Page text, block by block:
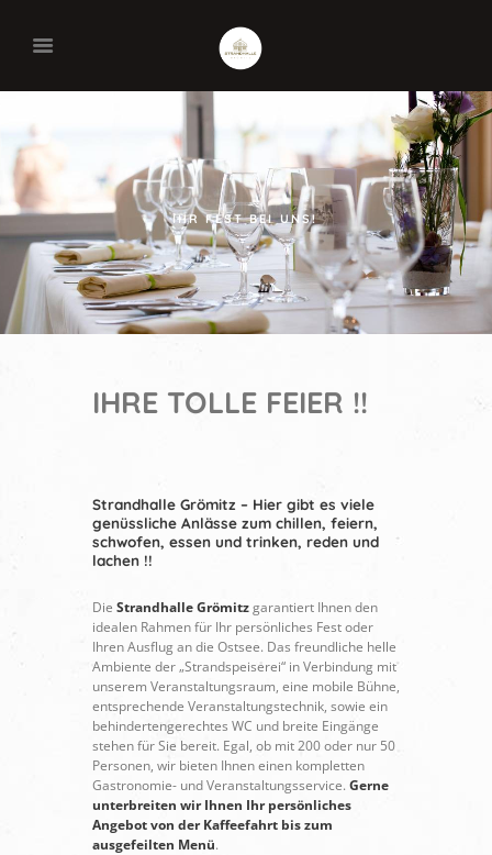
IHR FEST BEI UNS!
IHRE TOLLE FEIER !!
Strandhalle Grömitz – Hier gibt es viele
genüssliche Anlässe zum chillen, feiern,
schwofen, essen und trinken, reden und
lachen !!
Die Strandhalle Grömitzgarantiert Ihnen den
idealen Rahmen für Ihr persönliches Fest oder
Ihren Ausflug an die Ostsee. Das freundliche helle
Ambiente der „Strandspeiserei“ in Verbindung mit
unserem Veranstaltungsraum, eine mobile Bühne,
entsprechende Veranstaltungstechnik, sowie ein
behindertengerechtes WC und breite Eingänge
stehen für Sie bereit. Egal, ob mit 200 oder nur 50
Personen, wir bieten Ihnen einen kompletten
Gastronomie- und Veranstaltungsservice. Gerne
unterbreiten wir Ihnen Ihr persönliches
Angebot von der Kaffeefahrt bis zum
ausgefeilten Menü.